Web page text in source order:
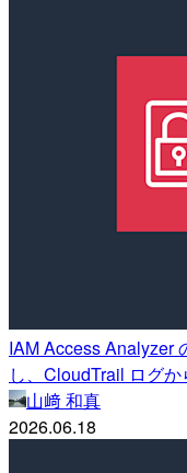
IAM Access Analyzer
し、CloudTrail ログ
山﨑 和真
2026.06.18